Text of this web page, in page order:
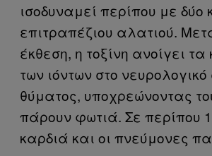
ισοδυναμεί περίπου με δύο
επιτραπέζιου αλατιού.
έκθεση, η τοξίνη ανοίγει
των ιόντων στο
θύματος, υποχρεώνοντας
πάρουν φωτιά. Σε περίπου
καρδιά και οι πνεύμονες